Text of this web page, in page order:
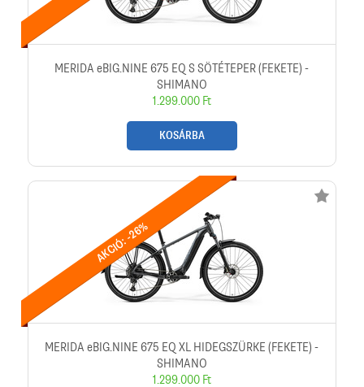
MERIDA eBIG.NINE 675 EQ S SÖTÉTEPER (FEKETE) -
SHIMANO
1.299.000 Ft
KOSÁRBA
AKCIÓ: -26%
MERIDA eBIG.NINE 675 EQ XL HIDEGSZÜRKE (FEKETE) -
SHIMANO
1.299.000 Ft